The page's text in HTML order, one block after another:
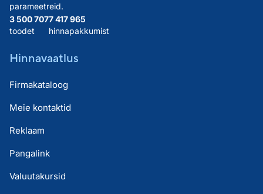
parameetreid.
3 500 707
toodet
7 417 965
hinnapakkumist
Hinnavaatlus
Firmakataloog
Meie kontaktid
Reklaam
Pangalink
Valuutakursid